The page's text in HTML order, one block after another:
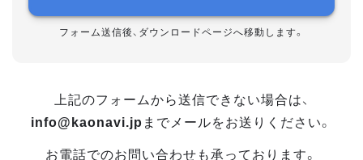
フォーム送信後、ダウンロードページへ移動します。
上記のフォームから送信できない場合は、
info@kaonavi.jp までメールをお送りください。
お電話でのお問い合わせも承っております。